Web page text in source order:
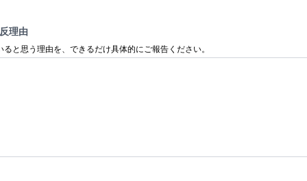
理由
ると思う理由を、できるだけ具体的にご報告ください。